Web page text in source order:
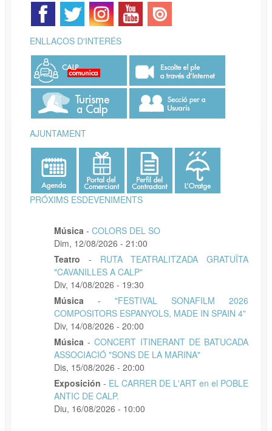
ENLLAÇOS D'INTERÉS
AJUNTAMENT
PRÓXIMS ESDEVENIMENTS
Música - COLORS DEL SO
Dim, 12/08/2026 - 21:00
Teatro
- RUTA TEATRALITZADA GRATUÏTA
"CAVANILLES A CALP"
Div, 14/08/2026 - 19:30
Música
- "FESTIVAL SONAFILM 2026
COMPOSITORS ESPANYOLS, MADE IN SPAIN 4"
Div, 14/08/2026 - 20:00
Música -CONCERT ITINERANT DE BATUCADA
ASSOCIACIÓ "SONS DE LA MARINA"
Dis, 15/08/2026 - 20:00
Exposición - EL CARRER DE L'ART en el POBLE
ANTIC DE CALP.
Diu, 16/08/2026 - 10:00